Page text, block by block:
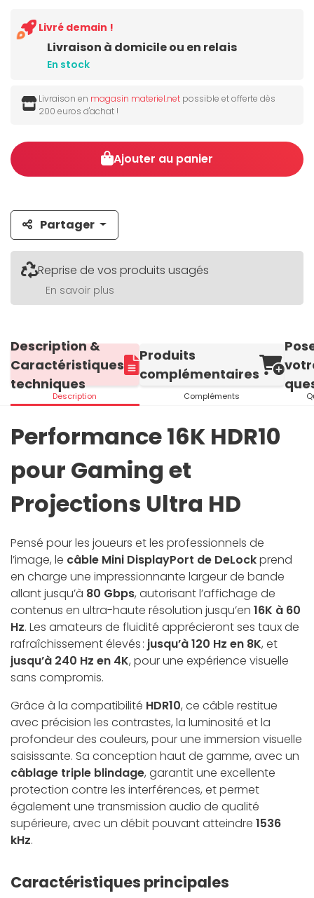
Livraison à domicile ou en relais
En stock
Livré demain !
Livraison en magasin materiel.net possible et offerte dès
200 euros d'achat !
Ajouter au panier
Partager
Reprise de vos produits usagés
En savoir plus
Description &
Caractéristiques
techniques
Description
Produits
complémentaires
Compléments
Performance 16K HDR10
pour Gaming et
Projections Ultra HD
Pensé pour les joueurs et les professionnels de
l’image, le câble Mini DisplayPort de DeLockprend
en charge une impressionnante largeur de bande
allant jusqu’à 80 Gbps, autorisant l’affichage de
contenus en ultra-haute résolution jusqu’en 16K à 60
Hz. Les amateurs de fluidité apprécieront ses taux de
rafraîchissement élevés : jusqu’à 120 Hz en 8K, et
jusqu’à 240 Hz en 4K, pour une expérience visuelle
sans compromis.
Grâce à la compatibilité HDR10, ce câble restitue
avec précision les contrastes, la luminosité et la
profondeur des couleurs, pour une immersion visuelle
saisissante. Sa conception haut de gamme, avec un
câblage triple blindage, garantit une excellente
protection contre les interférences, et permet
également une transmission audio de qualité
supérieure, avec un débit pouvant atteindre 1536
kHz.
Caractéristiques principales